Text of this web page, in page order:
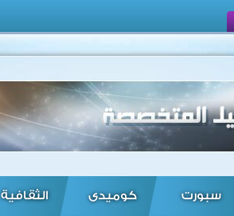
سبورت كوميدى الثقافية